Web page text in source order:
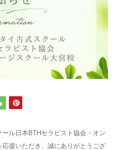
ル日本BTHセラピスト協会・オン
援いただき、誠にありがとうござ